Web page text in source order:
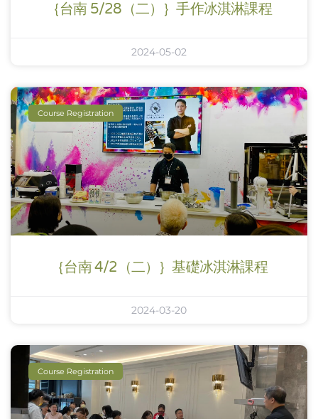
｛台南 5/28（二）｝手作冰淇淋課程
2024-05-02
Course Registration
｛台南 4/2（二）｝基礎冰淇淋課程
2024-03-20
Course Registration